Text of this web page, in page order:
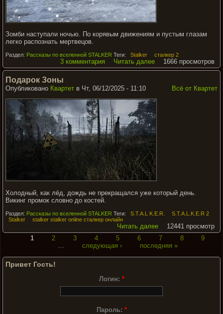
Зомби наступали ночью. По корявым движениям и пустым глазам
легко распознать мертвецов.
Раздел: Рассказы по вселенной STALKER Теги: Stalker сталкер 2
3 комментария Читать далее 1666 просмотров
Подарок Зоны
Всё от Квартет
Опубликовано Квартет в Чт, 06/12/2025 - 11:10
Холодный, как лёд, дождь не прекращался уже который день.
Викинг промок словно до костей.
Раздел: Рассказы по вселенной STALKER Теги: S.T.A.L K.E.R.
S.T.A.L.K.E.R 2
Stalker
stalker stalker online сталкер онлайн
Читать далее
12441 просмотр
1
2 3 4 5 6 7 8
9
…
следующая › последняя »
Привет Гость!
Логин: *
Пароль: *